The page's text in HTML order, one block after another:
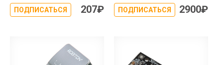
ПОДПИСАТЬСЯ 207₽ ПОДПИСАТЬСЯ 2900₽